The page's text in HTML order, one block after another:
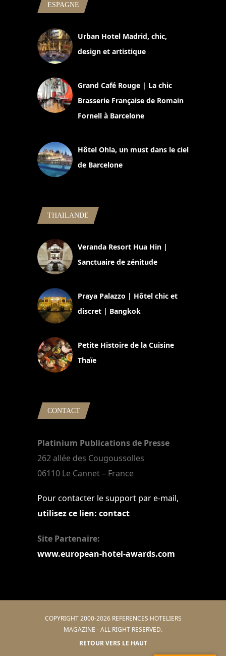
ESPAGNE
Urban Hotel Madrid, chic,
design et artistique
Grand Café Rouge | La chic
Brasserie Française de Romain
Fornell à Barcelone
Hôtel Ohla, un must dans le ciel
de Barcelone
THAILANDE
Veranda Resort Hua Hin |
Sanctuaire de zénitude
Praya Palazzo | Hôtel chic et
discret | Bangkok
Petite Histoire de la Cuisine
Thaïe
CONTACT
Platinium Publications de Presse
262 allée des Cougoussolles
06110 Le Cannet – France
Pour contacter le support par e-mail,
utilisez ce lien: contact
Site Partenaire:
www.european-hotel-awards.com
COPYRIGHT 2000-2026 REFERENCES HOTELIERS
MAGAZINE - ALL RIGHT RESERVED.
RETOUR VERS LE HAUT